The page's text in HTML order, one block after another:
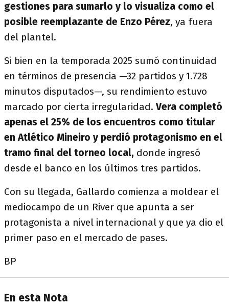
gestiones para sumarlo y lo visualiza como el
posible reemplazante de Enzo Pérez, ya fuera
del plantel.
Si bien en la temporada 2025 sumó continuidad
en términos de presencia —32 partidos y 1.728
minutos disputados—, su rendimiento estuvo
marcado por cierta irregularidad.Vera completó
apenas el 25% de los encuentros como titular
en Atlético Mineiro y perdió protagonismo en el
tramo final del torneo local, donde ingresó
desde el banco en los últimos tres partidos.
Con su llegada, Gallardo comienza a moldear el
mediocampo de un River que apunta a ser
protagonista a nivel internacional y que ya dio el
primer paso en el mercado de pases.
BP
En esta Nota